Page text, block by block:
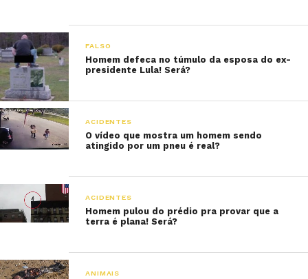
FALSO
Homem defeca no túmulo da esposa do ex-
presidente Lula! Será?
ACIDENTES
O vídeo que mostra um homem sendo
atingido por um pneu é real?
ACIDENTES
Homem pulou do prédio pra provar que a
terra é plana! Será?
ANIMAIS